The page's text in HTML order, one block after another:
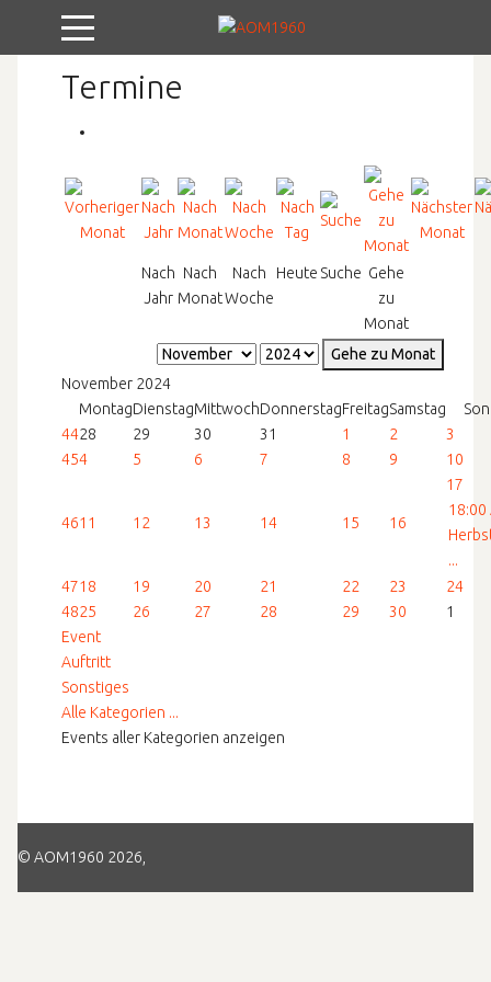
Mobile Menu Toggle
Termine
Nach
Jahr
Nach
Monat
Nach
Woche
Heute Suche Gehe
zu
Monat
Gehe zu Monat
November 2024
MontagDienstagMittwochDonnerstagFreitagSamstag
4428 29 30 31 1 2
3
454 5 6 7 8 9 10
4611 12 13 14 15 16
17
18:00
...
4718 19 20 21 22 23
24
4825 26 27 28 29 30
1
Event
Auftritt
Sonstiges
Alle Kategorien ...
Events aller Kategorien anzeigen
© AOM1960 2026,